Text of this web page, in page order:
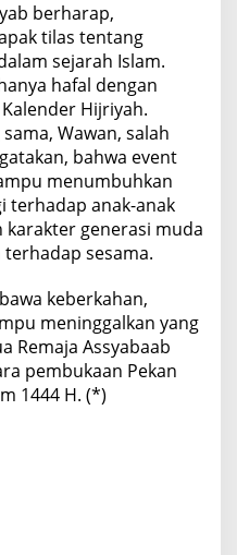
berharap,
tilas tentang
sejarah Islam.
hafal dengan
Hijriyah.
Wawan, salah
bahwa event
menumbuhkan
terhadap anak-anak
generasi muda
sesama.
keberkahan,
meninggalkan yang
Remaja Assyabaab
pembukaan Pekan
1444 H. (*)